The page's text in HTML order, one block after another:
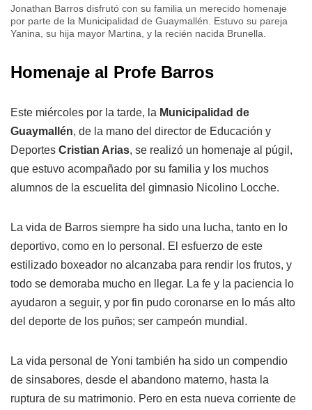
Jonathan Barros disfrutó con su familia un merecido homenaje
por parte de la Municipalidad de Guaymallén. Estuvo su pareja
Yanina, su hija mayor Martina, y la recién nacida Brunella.
Homenaje al Profe Barros
Este miércoles por la tarde, la Municipalidad de
Guaymallén, de la mano del director de Educación y
Deportes Cristian Arias, se realizó un homenaje al púgil,
que estuvo acompañado por su familia y los muchos
alumnos de la escuelita del gimnasio Nicolino Locche.
La vida de Barros siempre ha sido una lucha, tanto en lo
deportivo, como en lo personal. El esfuerzo de este
estilizado boxeador no alcanzaba para rendir los frutos, y
todo se demoraba mucho en llegar. La fe y la paciencia lo
ayudaron a seguir, y por fin pudo coronarse en lo más alto
del deporte de los puños; ser campeón mundial.
La vida personal de Yoni también ha sido un compendio
de sinsabores, desde el abandono materno, hasta la
ruptura de su matrimonio. Pero en esta nueva corriente de